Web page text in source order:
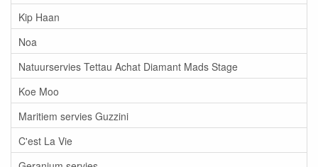
Kip Haan
Noa
Natuurservies Tettau Achat Diamant Mads Stage
Koe Moo
Maritiem servies Guzzini
C'est La Vie